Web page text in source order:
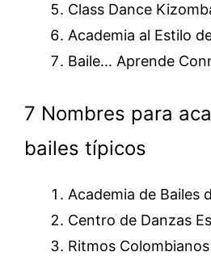
Class Dance
Academia al Estilo
Baile… Aprende
7 Nombres para
bailes típicos
Academia de Bailes
Centro de Danzas
Ritmos Colombianos